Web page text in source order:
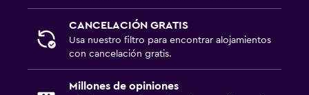
CANCELACIÓN GRATIS
Usa nuestro filtro para encontrar alojamientos
con cancelación gratis.
Millones de opiniones